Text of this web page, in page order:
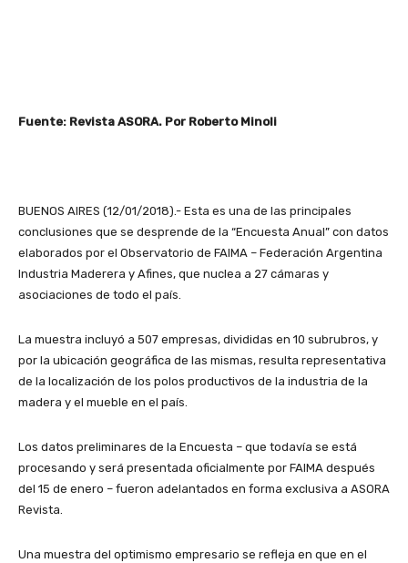
Fuente: Revista ASORA. Por Roberto Minoli
BUENOS AIRES (12/01/2018).- Esta es una de las principales
conclusiones que se desprende de la “Encuesta Anual” con datos
elaborados por el Observatorio de FAIMA – Federación Argentina
Industria Maderera y Afines, que nuclea a 27 cámaras y
asociaciones de todo el país.
La muestra incluyó a 507 empresas, divididas en 10 subrubros, y
por la ubicación geográfica de las mismas, resulta representativa
de la localización de los polos productivos de la industria de la
madera y el mueble en el país.
Los datos preliminares de la Encuesta – que todavía se está
procesando y será presentada oficialmente por FAIMA después
del 15 de enero – fueron adelantados en forma exclusiva a ASORA
Revista.
Una muestra del optimismo empresario se refleja en que en el